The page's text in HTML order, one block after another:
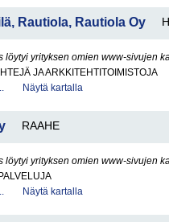
Rautiola, Rautiola Oy
löytyi yrityksen omien www-sivujen
JA ARKKITEHTITOIMISTOJA
Näytä kartalla
RAAHE
löytyi yrityksen omien www-sivujen
Näytä kartalla